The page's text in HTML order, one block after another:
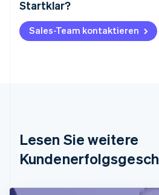
Startklar?
Sales-Team kontaktieren
Lesen Sie weitere
Australien
Belgien
NederlandsFrançaisDeutschEnglish
DeutschEnglish
English
简体中文English